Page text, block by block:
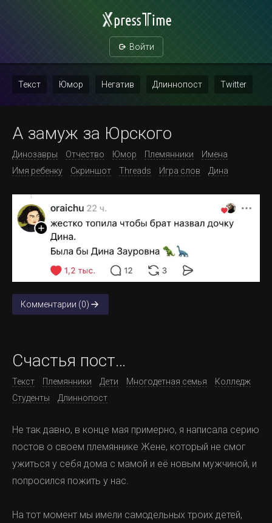
Войти
Текст Юмор Негатив Длиннопост Twitter
А замуж за Юрского
Динозавры Отчество Юмор Племянники
Имена
Имя ребенку
Скриншот Threads Игра слов Дина
Комментарии (0)
Счастья пост…
Текст Племянники Дети Многодетная семья
Колледж
Студенты
Длиннопост
Не так давно, в конце мая примерно, я написала серию
постов о своем племяннике Жене, который не смог
ужиться у себя дома с мамой и её новым мужчиной, и
попросился пожить у нас.
На тот момент мы имели самодельных троих детей,